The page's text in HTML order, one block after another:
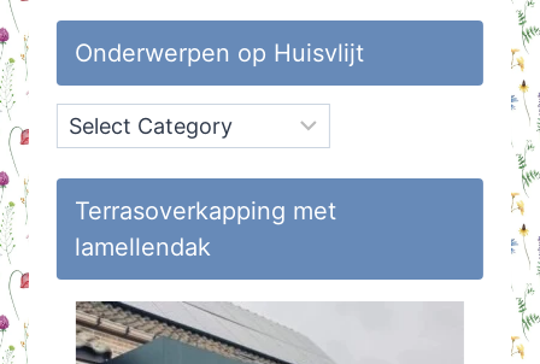
Onderwerpen op Huisvlijt
Onderwerpen
op
Huisvlijt
Terrasoverkapping met
lamellendak